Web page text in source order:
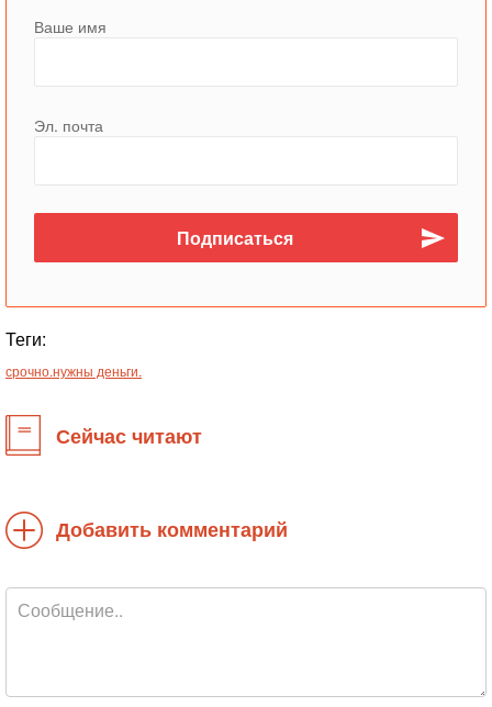
Ваше имя
Эл. почта
Теги:
срочно.нужны деньги.
Сейчас читают
Добавить комментарий